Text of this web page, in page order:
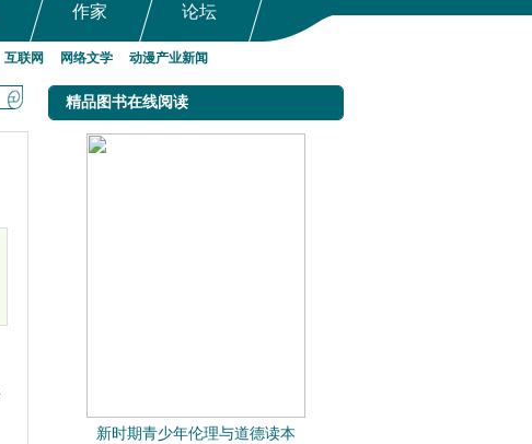
作家 论坛
互联网 网络文学 动漫产业新闻
精品图书在线阅读
新时期青少年伦理与道德读本